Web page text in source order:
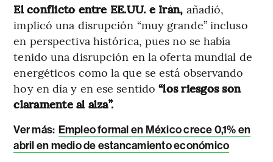
El conflicto entre EE.UU. e Irán, añadió,
implicó una disrupción “muy grande” incluso
en perspectiva histórica, pues no se había
tenido una disrupción en la oferta mundial de
energéticos como la que se está observando
hoy en día y en ese sentido“los riesgos son
claramente al alza”.
Ver más: Empleo formal en México crece 0,1% en
abril en medio de estancamiento económico